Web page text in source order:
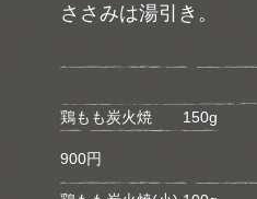
ささみは湯引き。
鶏もも炭火焼 150g
900円